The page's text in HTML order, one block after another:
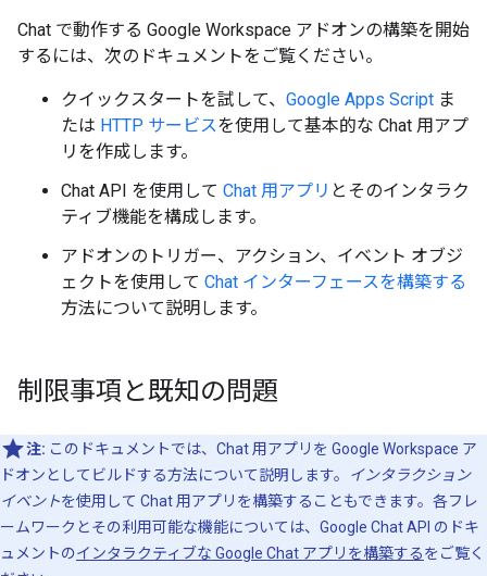
Chat で動作する Google Workspace アドオンの構築を開始
するには、次のドキュメントをご覧ください。
クイックスタートを試して、 Google Apps Script ま
たは HTTP サービスを使用して基本的な Chat 用アプ
リを作成します。
Chat API を使用して Chat 用アプリ とそのインタラク
ティブ機能を構成します。
アドオンのトリガー、アクション、イベント オブジ
ェクトを使用して Chat インターフェースを構築する
方法について説明します。
制限事項と既知の問題
注: このドキュメントでは、Chat 用アプリを Google Workspace ア
ドオンとしてビルドする方法について説明します。
インタラクション
イベントを使用して Chat 用アプリを構築することもできます。各フレ
ームワークとその利用可能な機能については、Google Chat API のドキ
ュメントのインタラクティブな Google Chat アプリを構築するをご覧く